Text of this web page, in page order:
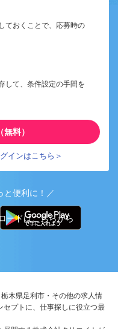
ておくことで、応募時の
して、条件設定の手間を
料）
インはこちら＞
と便利に！／
ードはこちらから
木県足利市・その他の求人情
セプトに、仕事探しに役立つ最